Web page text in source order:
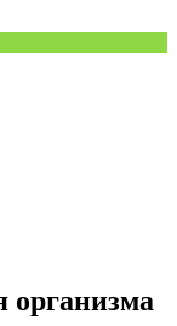
организма